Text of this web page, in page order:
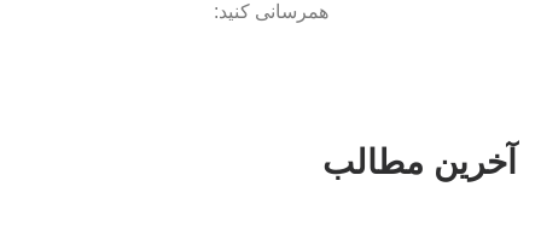
همرسانی کنید:
آخرین مطالب